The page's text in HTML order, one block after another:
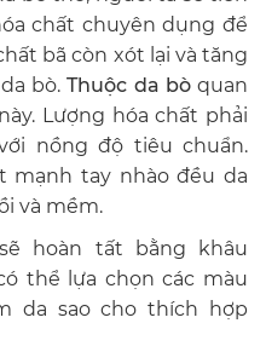
chất chuyên dụng để
bã còn xót lại và tăng
bò.Thuộc da bòquan
Lượng hóa chất phải
nồng độ tiêu chuẩn.
mạnh tay nhào đều da
và mềm.
hoàn tất bằng khâu
thể lựa chọn các màu
da sao cho thích hợp